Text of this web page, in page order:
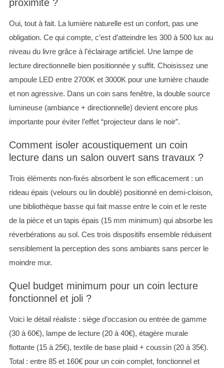
proximité ?
Oui, tout à fait. La lumière naturelle est un confort, pas une
obligation. Ce qui compte, c’est d’atteindre les 300 à 500 lux au
niveau du livre grâce à l’éclairage artificiel. Une lampe de
lecture directionnelle bien positionnée y suffit. Choisissez une
ampoule LED entre 2700K et 3000K pour une lumière chaude
et non agressive. Dans un coin sans fenêtre, la double source
lumineuse (ambiance + directionnelle) devient encore plus
importante pour éviter l’effet “projecteur dans le noir”.
Comment isoler acoustiquement un coin
lecture dans un salon ouvert sans travaux ?
Trois éléments non-fixés absorbent le son efficacement : un
rideau épais (velours ou lin doublé) positionné en demi-cloison,
une bibliothèque basse qui fait masse entre le coin et le reste
de la pièce et un tapis épais (15 mm minimum) qui absorbe les
réverbérations au sol. Ces trois dispositifs ensemble réduisent
sensiblement la perception des sons ambiants sans percer le
moindre mur.
Quel budget minimum pour un coin lecture
fonctionnel et joli ?
Voici le détail réaliste : siège d’occasion ou entrée de gamme
(30 à 60€), lampe de lecture (20 à 40€), étagère murale
flottante (15 à 25€), textile de base plaid + coussin (20 à 35€).
Total : entre 85 et 160€ pour un coin complet, fonctionnel et